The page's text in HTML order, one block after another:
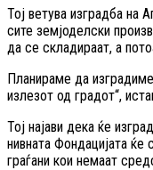
Тој ветува изградба на
сите земјоделски
да се складираат, а
Планираме да
излезот од градот“,
Тој најави дека ќе
нивната Фондацијата ќе
граѓани кои немаат